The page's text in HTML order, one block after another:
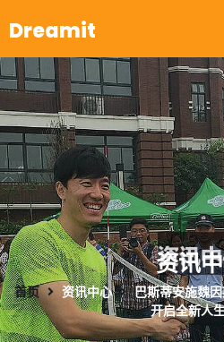
资讯
首页 资讯中心
巴斯蒂安施魏
开启全新人